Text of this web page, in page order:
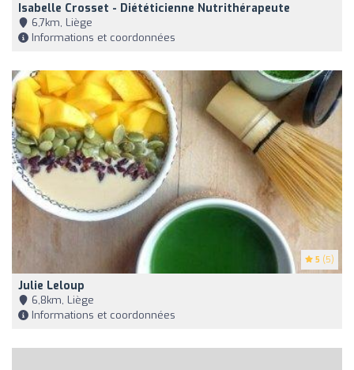
Isabelle Crosset - Diététicienne Nutrithérapeute
6,7km, Liège
Informations et coordonnées
5 (5)
Julie Leloup
6,8km, Liège
Informations et coordonnées